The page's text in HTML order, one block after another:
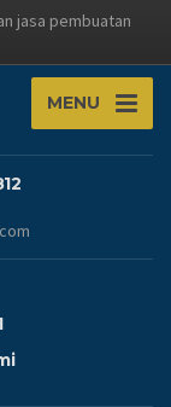
jasa pembuatan
MENU